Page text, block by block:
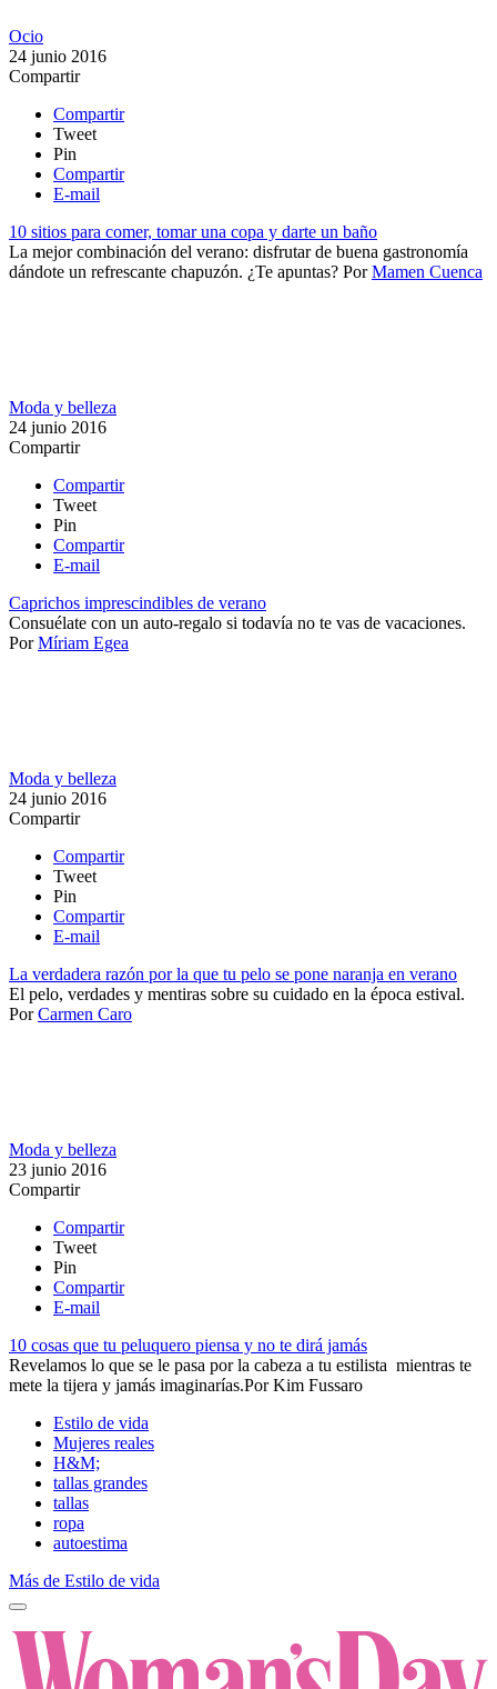
Ocio
24 junio 2016
Compartir
Compartir
Tweet
Pin
Compartir
E-mail
10 sitios para comer, tomar una copa y darte un baño
La mejor combinación del verano: disfrutar de buena gastronomía
dándote un refrescante chapuzón. ¿Te apuntas? PorMamen Cuenca
Moda y belleza
24 junio 2016
Compartir
Compartir
Tweet
Pin
Compartir
E-mail
Caprichos imprescindibles de verano
Consuélate con un auto-regalo si todavía no te vas de vacaciones.
PorMíriam Egea
Moda y belleza
24 junio 2016
Compartir
Compartir
Tweet
Pin
Compartir
E-mail
La verdadera razón por la que tu pelo se pone naranja en verano
El pelo, verdades y mentiras sobre su cuidado en la época estival​.
PorCarmen Caro
Moda y belleza
23 junio 2016
Compartir
Compartir
Tweet
Pin
Compartir
E-mail
10 cosas que tu peluquero piensa y no te dirá jamás
Revelamos lo que se le pasa por la cabeza ​a tu estilista mientras te
mete la tijera y jamás imaginarías.​PorKim Fussaro
Estilo de vida
Mujeres reales
H&M;
tallas grandes
tallas
ropa
autoestima
Más de Estilo de vida